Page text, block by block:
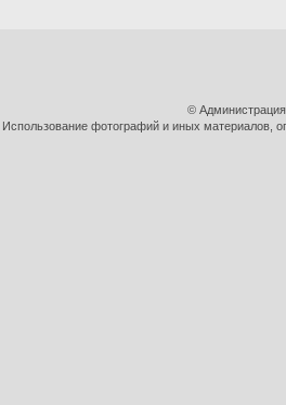
©
Использование фотографий и иных материалов,